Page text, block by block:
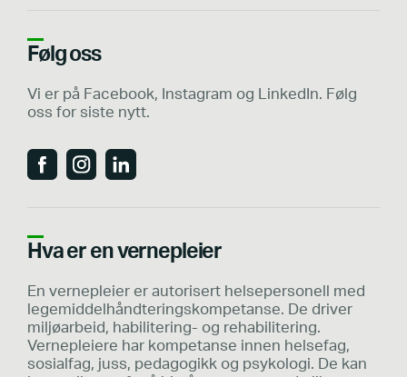
Følg oss
Vi er på Facebook, Instagram og LinkedIn. Følg
oss for siste nytt.
Hva er en vernepleier
En vernepleier er autorisert helsepersonell med
legemiddelhåndteringskompetanse. De driver
miljøarbeid, habilitering- og rehabilitering.
Vernepleiere har kompetanse innen helsefag,
sosialfag, juss, pedagogikk og psykologi. De kan